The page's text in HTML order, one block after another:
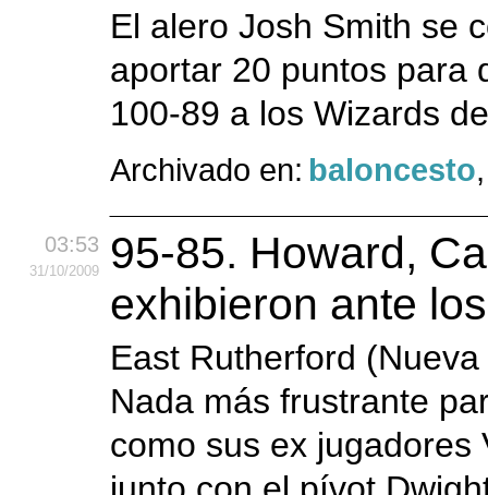
El alero Josh Smith se
aportar 20 puntos para
100-89 a los Wizards
Archivado en: baloncesto
03:53
31/10/2009
95-85. Howard,
exhibieron ante
East Rutherford
Nada más frustrante
como sus ex jugadores